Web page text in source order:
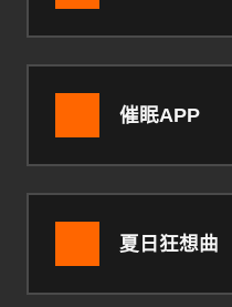
催眠APP
夏日狂想曲